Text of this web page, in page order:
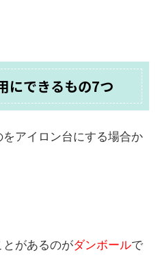
にできるもの7つ
アイロン台にする場合か
があるのがダンボールで